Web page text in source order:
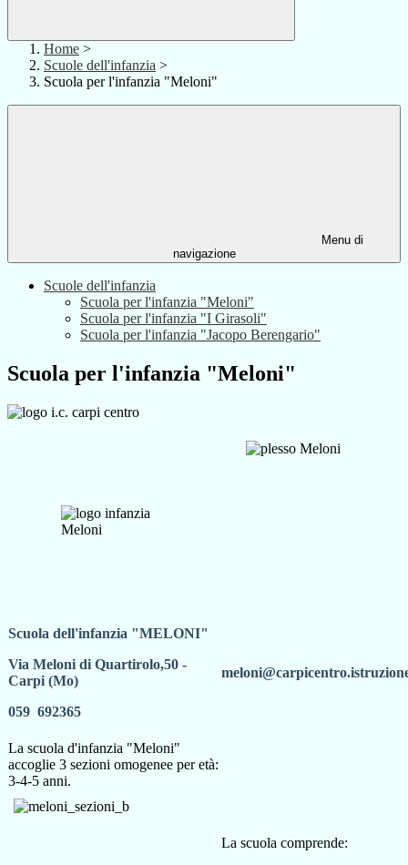
Home >
Scuole dell'infanzia >
Scuola per l'infanzia "Meloni"
Menu di
navigazione
Scuole dell'infanzia
Scuola per l'infanzia "Meloni"
Scuola per l'infanzia "I Girasoli"
Scuola per l'infanzia "Jacopo Berengario"
Scuola per l'infanzia "Meloni"
Scuola dell'infanzia "MELONI"
Via Meloni di Quartirolo,50 -
Carpi (Mo)
059 692365
La scuola d'infanzia "Meloni"
accoglie 3 sezioni omogenee per età:
3-4-5 anni.
La scuola comprende: